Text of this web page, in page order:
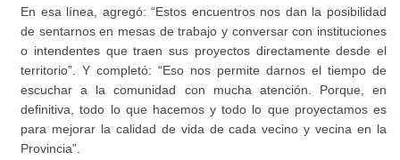
En esa línea, agregó: “Estos encuentros nos dan la posibilidad
de sentarnos en mesas de trabajo y conversar con instituciones
o intendentes que traen sus proyectos directamente desde el
territorio”. Y completó: “Eso nos permite darnos el tiempo de
escuchar a la comunidad con mucha atención. Porque, en
definitiva, todo lo que hacemos y todo lo que proyectamos es
para mejorar la calidad de vida de cada vecino y vecina en la
Provincia”.